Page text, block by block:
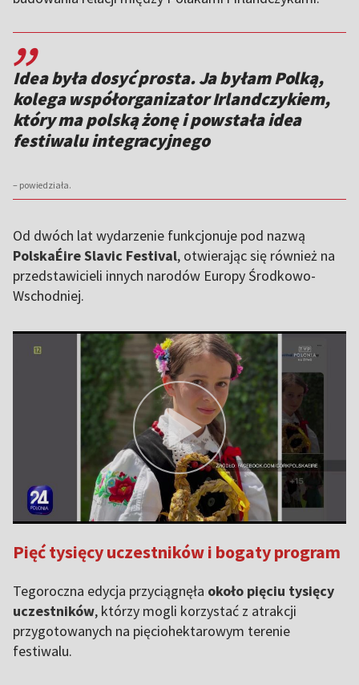
,,
Idea była dosyć prosta. Ja byłam Polką,
kolega współorganizator Irlandczykiem,
który ma polską żonę i powstała idea
festiwalu integracyjnego
– powiedziała.
Od dwóch lat wydarzenie funkcjonuje pod nazwą
PolskaÉire Slavic Festival, otwierając się również na
przedstawicieli innych narodów Europy Środkowo-
Wschodniej.
Pięć tysięcy uczestników i bogaty program
Tegoroczna edycja przyciągnęła około pięciu tysięcy
uczestników, którzy mogli korzystać z atrakcji
przygotowanych na pięciohektarowym terenie
festiwalu.